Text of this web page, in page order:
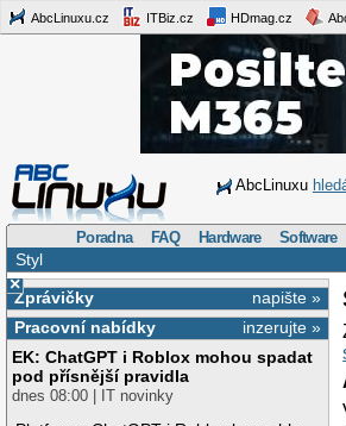
AbcLinuxu.cz ITBiz.cz HDmag.cz
AbcLinuxu
Poradna FAQ Hardware Software
Styl
×
napište »
Zprávičky
inzerujte »
Pracovní nabídky
EK: ChatGPT i Roblox mohou spadat
pod přísnější pravidla
dnes 08:00 | IT novinky